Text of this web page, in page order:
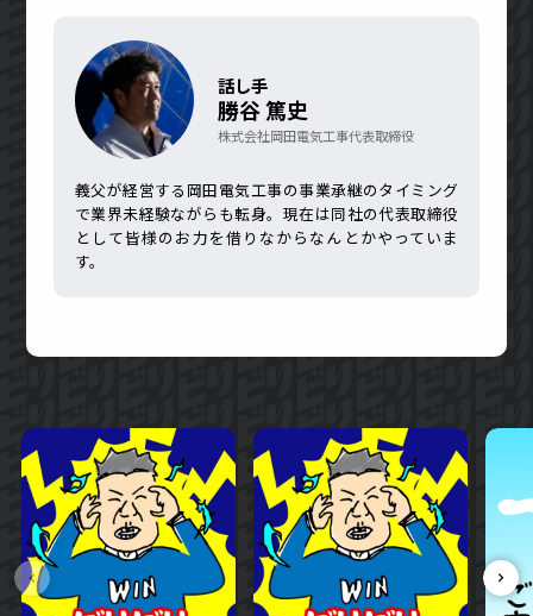
話し手
勝谷 篤史
株式会社岡田電気工事代表取締役
義父が経営する岡田電気工事の事業承継のタイミング
で業界未経験ながらも転身。現在は同社の代表取締役
として皆様のお力を借りなからなんとかやっていま
す。